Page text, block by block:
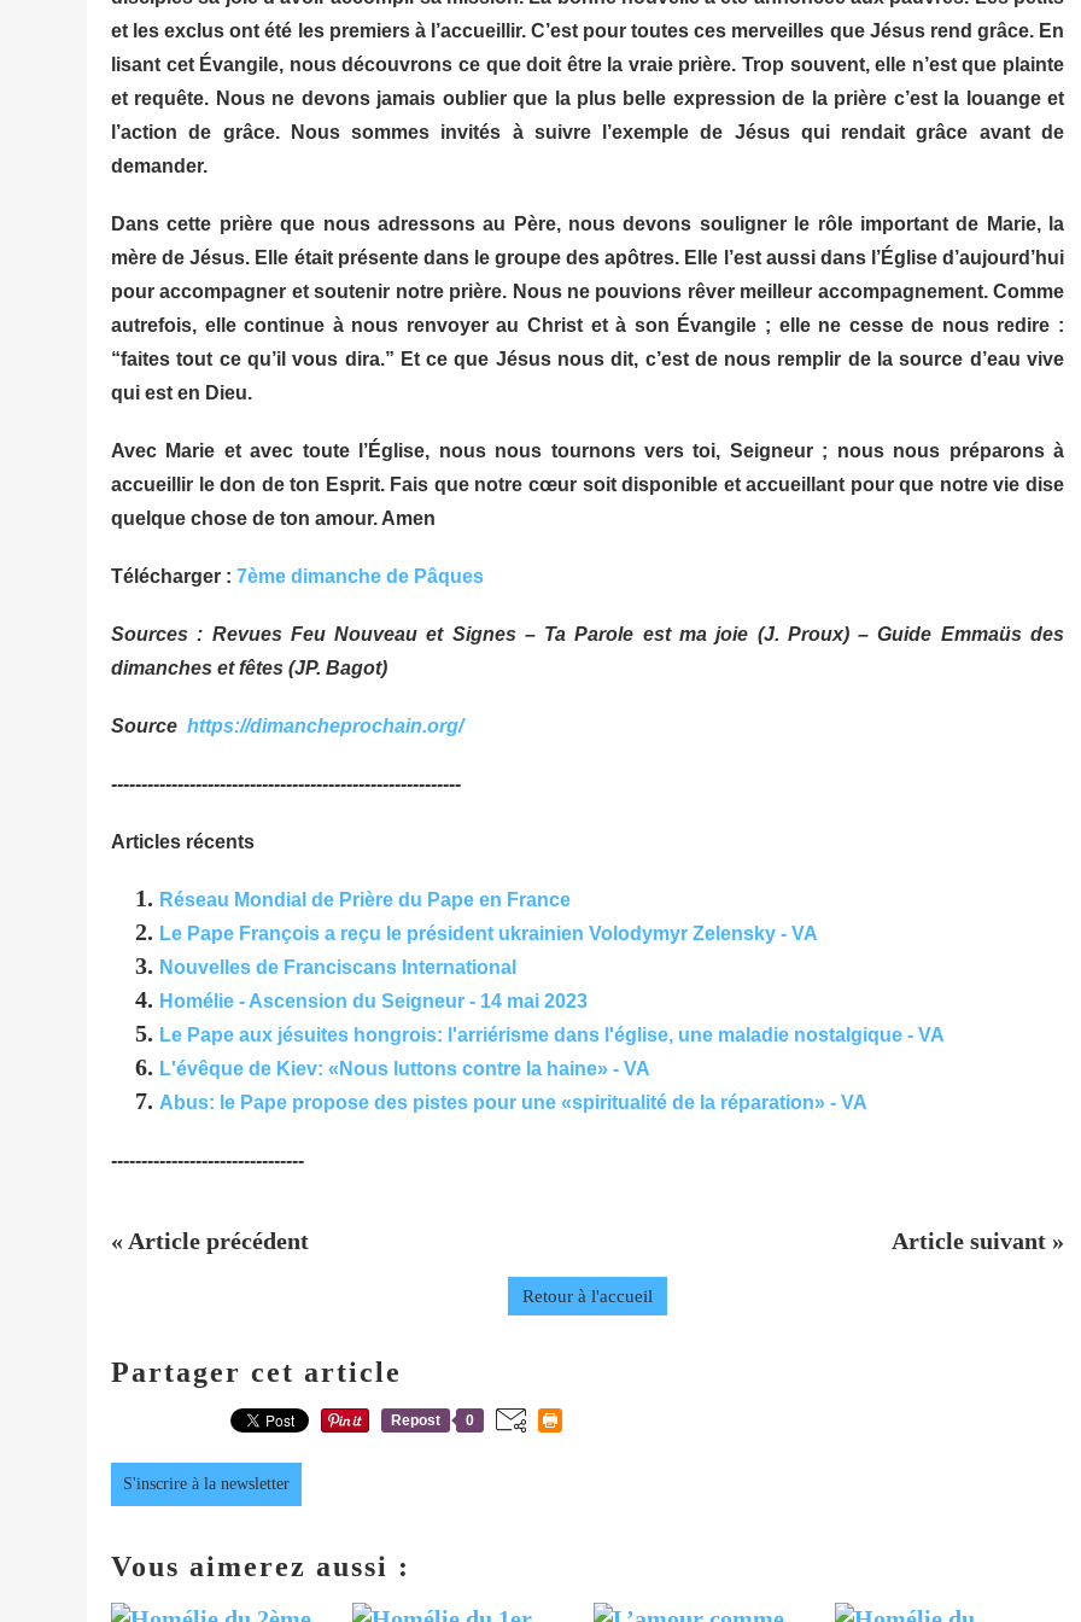
et les exclus ont été les premiers à l’accueillir. C’est pour toutes ces merveilles que Jésus rend grâce. En
lisant cet Évangile, nous découvrons ce que doit être la vraie prière. Trop souvent, elle n’est que plainte
et requête. Nous ne devons jamais oublier que la plus belle expression de la prière c’est la louange et
l’action de grâce. Nous sommes invités à suivre l’exemple de Jésus qui rendait grâce avant de
demander.
Dans cette prière que nous adressons au Père, nous devons souligner le rôle important de Marie, la
mère de Jésus. Elle était présente dans le groupe des apôtres. Elle l’est aussi dans l’Église d’aujourd’hui
pour accompagner et soutenir notre prière. Nous ne pouvions rêver meilleur accompagnement. Comme
autrefois, elle continue à nous renvoyer au Christ et à son Évangile ; elle ne cesse de nous redire :
“faites tout ce qu’il vous dira.” Et ce que Jésus nous dit, c’est de nous remplir de la source d’eau vive
qui est en Dieu.
Avec Marie et avec toute l’Église, nous nous tournons vers toi, Seigneur ; nous nous préparons à
accueillir le don de ton Esprit. Fais que notre cœur soit disponible et accueillant pour que notre vie dise
quelque chose de ton amour. Amen
Télécharger : 7ème dimanche de Pâques
Sources : Revues Feu Nouveau et Signes – Ta Parole est ma joie (J. Proux) – Guide Emmaüs des
dimanches et fêtes (JP. Bagot)
Source https://dimancheprochain.org/
----------------------------------------------------------
Articles récents
Réseau Mondial de Prière du Pape en France
Le Pape François a reçu le président ukrainien Volodymyr Zelensky - VA
Nouvelles de Franciscans International
Homélie - Ascension du Seigneur - 14 mai 2023
Le Pape aux jésuites hongrois: l'arriérisme dans l'église, une maladie nostalgique - VA
L'évêque de Kiev: «Nous luttons contre la haine» - VA
Abus: le Pape propose des pistes pour une «spiritualité de la réparation» - VA
--------------------------------
« Article précédent Article suivant »
Retour à l'accueil
Partager cet article
Repost 0
S'inscrire à la newsletter
Vous aimerez aussi :